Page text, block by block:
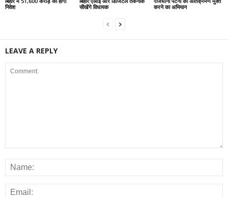
निवेश
सीखेंगे विधायक
करने का अभियान
LEAVE A REPLY